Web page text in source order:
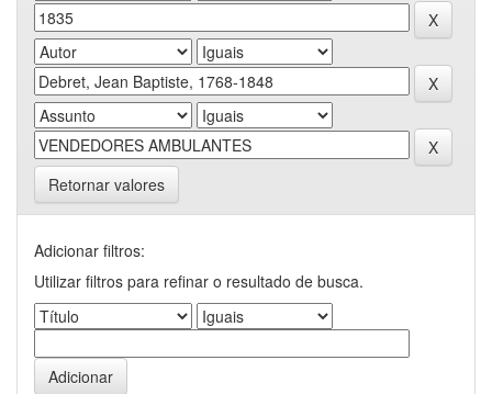
Retornar valores
Adicionar filtros:
Utilizar filtros para refinar o resultado de busca.